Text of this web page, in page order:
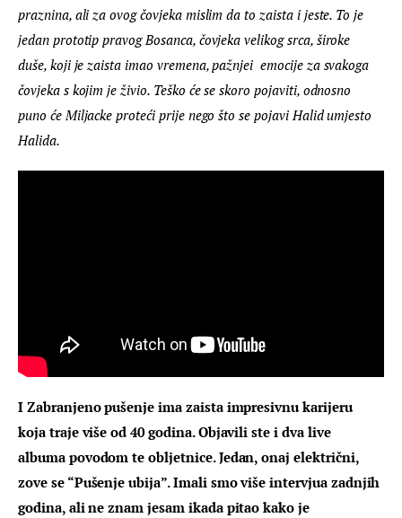
praznina, ali za ovog čovjeka mislim da to zaista i jeste. To je
jedan prototip pravog Bosanca, čovjeka velikog srca, široke
duše, koji je zaista imao vremena, pažnjei  emocije za svakoga
čovjeka s kojim je živio. Teško će se skoro pojaviti, odnosno
puno će Miljacke proteći prije nego što se pojavi Halid umjesto
Halida.
I Zabranjeno pušenje ima zaista impresivnu karijeru
koja traje više od 40 godina. Objavili ste i dva live
albuma povodom te obljetnice. Jedan, onaj električni,
zove se “Pušenje ubija”. Imali smo više intervjua zadnjih
godina, ali ne znam jesam ikada pitao kako je